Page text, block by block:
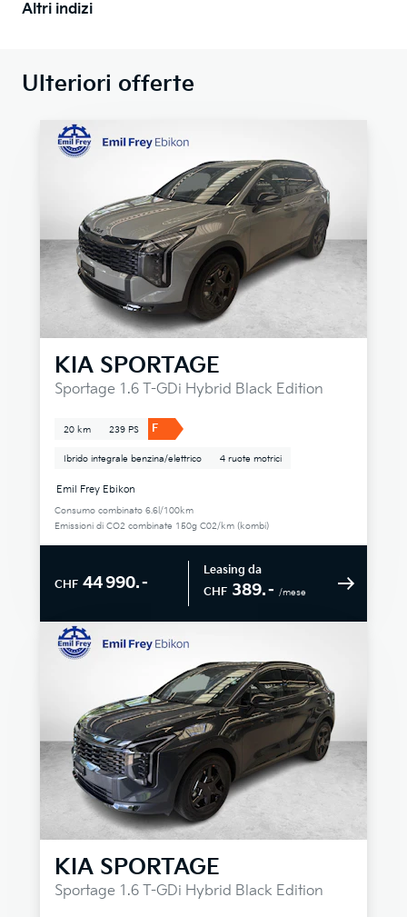
Altri indizi
Ulteriori offerte
KIA SPORTAGE
Sportage 1.6 T-GDi Hybrid Black Edition
20 km 239 PS F
Ibrido integrale benzina/elettrico 4 ruote motrici
Emil Frey Ebikon
Consumo combinato 6.6l/100km
Emissioni di CO2 combinate 150g C02/km (kombi)
CHF 44 990.–
Leasing da
CHF 389.– /mese
KIA SPORTAGE
Sportage 1.6 T-GDi Hybrid Black Edition